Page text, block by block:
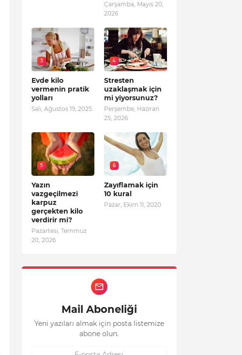
Çarşamba, Mayıs 20,
2026
3
Evde kilo
vermenin pratik
yolları
Salı, Ağustos 19, 2025
4
Stresten
uzaklaşmak için
mi yiyorsunuz?
Perşembe, Haziran
25, 2026
5
Yazın
vazgeçilmezi
karpuz
gerçekten kilo
verdirir mi?
Pazartesi, Temmuz
20, 2026
6
Zayıflamak için
10 kural
Pazar, Ekim 11, 2020
Mail Aboneliği
Yeni yazıları almak için posta listemize
abone olun.